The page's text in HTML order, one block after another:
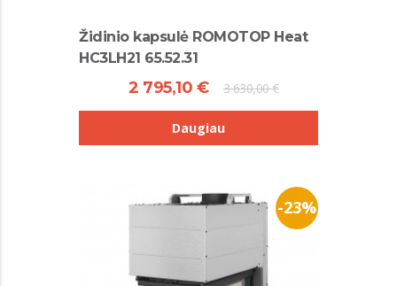
Židinio kapsulė ROMOTOP Heat
HC3LH21 65.52.31
2 795,10 € 3 630,00 €
Daugiau
-23%